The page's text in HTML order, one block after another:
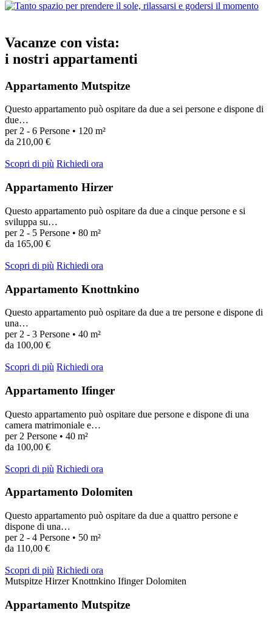
Vacanze con vista:
i nostri appartamenti
Appartamento Mutspitze
Questo appartamento può ospitare da due a sei persone e dispone di
due…
per 2 - 6 Persone • 120 m²
da 210,00 €
Scopri di più Richiedi ora
Appartamento Hirzer
Questo appartamento può ospitare da due a cinque persone e si
sviluppa su…
per 2 - 5 Persone • 80 m²
da 165,00 €
Scopri di più Richiedi ora
Appartamento Knottnkino
Questo appartamento può ospitare da due a tre persone e dispone di
una…
per 2 - 3 Persone • 40 m²
da 100,00 €
Scopri di più Richiedi ora
Appartamento Ifinger
Questo appartamento può ospitare due persone e dispone di una
camera matrimoniale e…
per 2 Persone • 40 m²
da 100,00 €
Scopri di più Richiedi ora
Appartamento Dolomiten
Questo appartamento può ospitare da due a quattro persone e
dispone di una…
per 2 - 4 Persone • 50 m²
da 110,00 €
Scopri di più Richiedi ora
Mutspitze Hirzer Knottnkino Ifinger Dolomiten
Appartamento Mutspitze